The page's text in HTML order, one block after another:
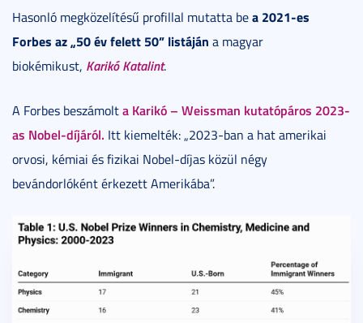
Hasonló megközelítésű profillal mutatta bea 2021-es
Forbes az „50 év felett 50” listáján a magyar
biokémikust, Karikó Katalint.
A Forbes beszámolta Karikó – Weissman kutatópáros 2023-
as Nobel-díjáról. Itt kiemelték: „2023-ban a hat amerikai
orvosi, kémiai és fizikai Nobel-díjas közül négy
bevándorlóként érkezett Amerikába”.